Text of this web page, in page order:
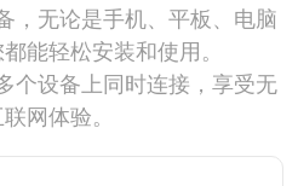
，无论是手机、平板、电脑
能轻松安装和使用。
个设备上同时连接，享受无
网体验。